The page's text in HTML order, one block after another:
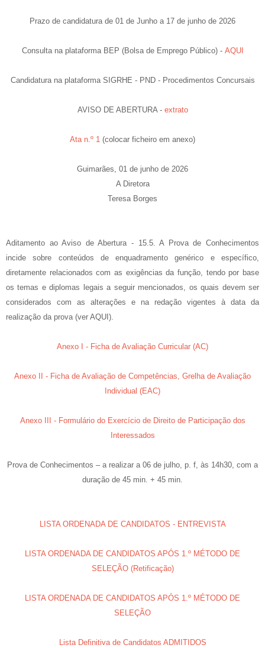
Prazo de candidatura de 01 de Junho a 17 de junho de 2026
Consulta na plataforma BEP (Bolsa de Emprego Público) - AQUI
Candidatura na plataforma SIGRHE - PND - Procedimentos Concursais
AVISO DE ABERTURA - extrato
Ata n.º 1 (colocar ficheiro em anexo)
Guimarães, 01 de junho de 2026
A Diretora
Teresa Borges
Aditamento ao Aviso de Abertura - 15.5. A Prova de Conhecimentos
incide sobre conteúdos de enquadramento genérico e específico,
diretamente relacionados com as exigências da função, tendo por base
os temas e diplomas legais a seguir mencionados, os quais devem ser
considerados com as alterações e na redação vigentes à data da
realização da prova (ver AQUI).
Anexo I - Ficha de Avaliação Curricular (AC)
Anexo II - Ficha de Avaliação de Competências, Grelha de Avaliação
Individual (EAC)
Anexo III - Formulário do Exercício de Direito de Participação dos
Interessados
Prova de Conhecimentos – a realizar a 06 de julho, p. f, às 14h30, com a
duração de 45 min. + 45 min.
LISTA ORDENADA DE CANDIDATOS - ENTREVISTA
LISTA ORDENADA DE CANDIDATOS APÓS 1.º MÉTODO DE
SELEÇÃO (Retificação)
LISTA ORDENADA DE CANDIDATOS APÓS 1.º MÉTODO DE
SELEÇÃO
Lista Definitiva de Candidatos ADMITIDOS